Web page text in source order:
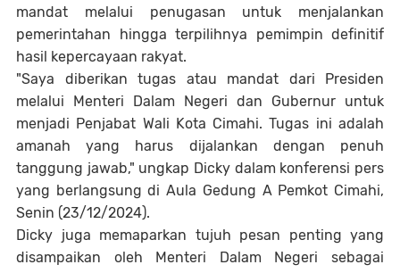
mandat melalui penugasan untuk menjalankan
pemerintahan hingga terpilihnya pemimpin definitif
hasil kepercayaan rakyat.
"Saya diberikan tugas atau mandat dari Presiden
melalui Menteri Dalam Negeri dan Gubernur untuk
menjadi Penjabat Wali Kota Cimahi. Tugas ini adalah
amanah yang harus dijalankan dengan penuh
tanggung jawab," ungkap Dicky dalam konferensi pers
yang berlangsung di Aula Gedung A Pemkot Cimahi,
Senin (23/12/2024).
Dicky juga memaparkan tujuh pesan penting yang
disampaikan oleh Menteri Dalam Negeri sebagai